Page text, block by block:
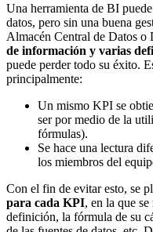
Una herramienta de BI
datos, pero sin una buena
Almacén Central de Datos o
de información y varias
puede perder todo su éxito.
principalmente:
Un mismo KPI se
ser por medio de la
fórmulas).
Se hace una lectura
los miembros del
Con el fin de evitar esto, se
para cada KPI, en la que
definición, la fórmula de su